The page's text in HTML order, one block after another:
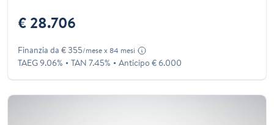
€ 28.706
Finanzia da € 355/mese x 84 mesi
TAEG 9.06% TAN 7.45% Anticipo € 6.000